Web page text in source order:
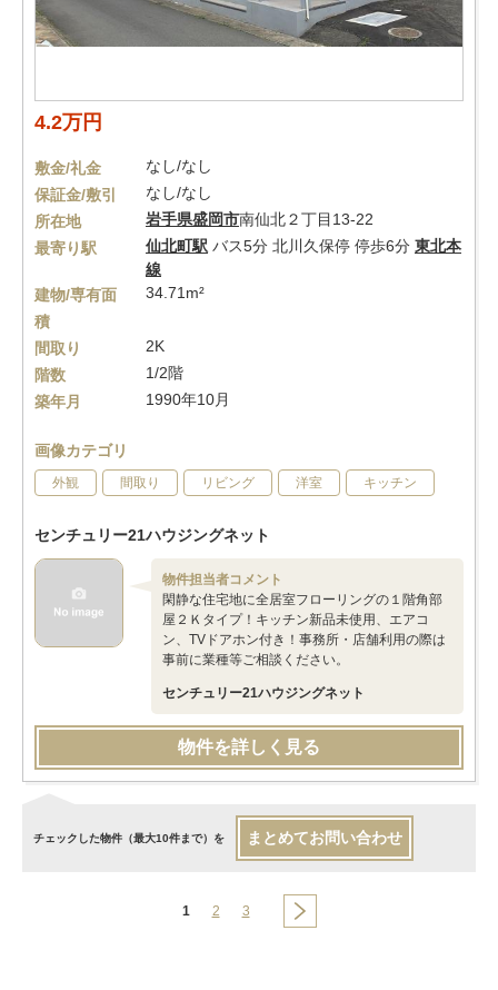
4.2万円
敷金/礼金
なし/なし
保証金/敷引
なし/なし
所在地
岩手県盛岡市南仙北２丁目13-22
最寄り駅
仙北町駅 バス5分 北川久保停 停歩6分 東北本
線
建物/専有面
積
34.71m²
間取り
2K
階数
1/2階
築年月
1990年10月
画像カテゴリ
外観 間取り リビング 洋室 キッチン
センチュリー21ハウジングネット
物件担当者コメント
閑静な住宅地に全居室フローリングの１階角部
屋２Ｋタイプ！キッチン新品未使用、エアコ
ン、TVドアホン付き！事務所・店舗利用の際は
事前に業種等ご相談ください。
センチュリー21ハウジングネット
物件を詳しく見る
チェックした物件（最大10件まで）を まとめてお問い合わせ
1 2 3